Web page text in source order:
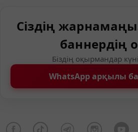
Сіздің
баннердің
Біздің оқырмандар
WhatsApp арқылы